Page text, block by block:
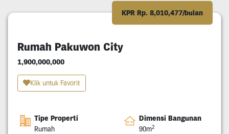
KPR Rp. 8,010,477/bulan
Rumah Pakuwon City
1,900,000,000
Klik untuk Favorit
Tipe Properti
Rumah
Dimensi Bangunan
90m2